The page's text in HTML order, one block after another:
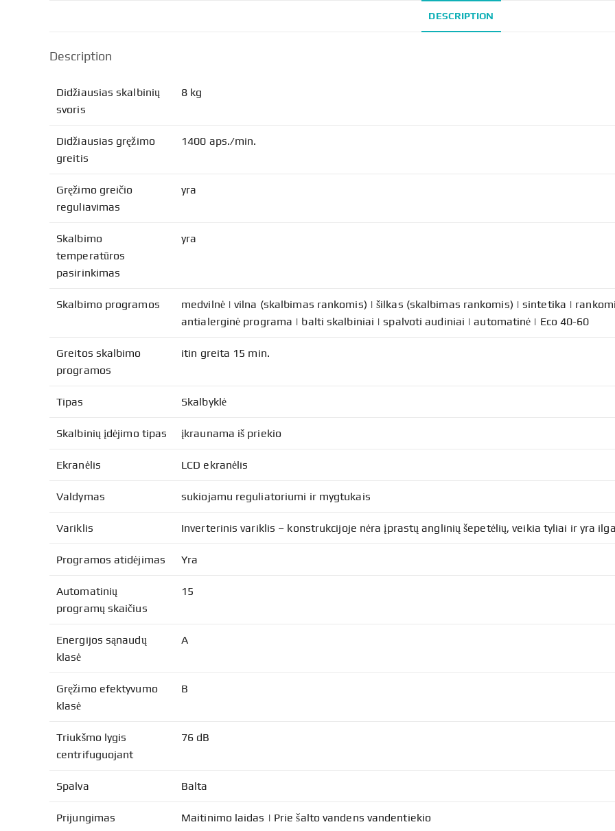
DESCRIPTION
Description
Didžiausias skalbinių
svoris
8 kg
Didžiausias gręžimo
greitis
1400 aps./min.
Gręžimo greičio
reguliavimas
yra
Skalbimo
temperatūros
pasirinkimas
yra
Skalbimo programos
medvilnė | vilna (skalbimas rankomis) | šilkas (skalbimas rankomis) | sintetika |
antialerginė programa | balti skalbiniai | spalvoti audiniai | automatinė | Eco 40-60
Greitos skalbimo
programos
itin greita 15 min.
Tipas Skalbyklė
Skalbinių įdėjimo tipas įkraunama iš priekio
Ekranėlis LCD ekranėlis
Valdymas sukiojamu reguliatoriumi ir mygtukais
Variklis Inverterinis variklis – konstrukcijoje nėra įprastų anglinių šepetėlių, veikia tyliai ir yra
Programos atidėjimas Yra
Automatinių
programų skaičius
15
Energijos sąnaudų
klasė
A
Gręžimo efektyvumo
klasė
B
Triukšmo lygis
centrifuguojant
76 dB
Spalva Balta
Prijungimas Maitinimo laidas | Prie šalto vandens vandentiekio